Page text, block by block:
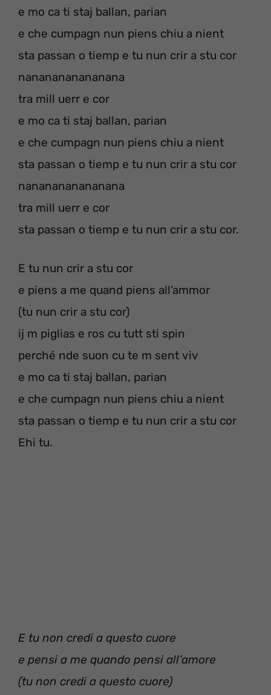
e mo ca ti staj ballan, parian
e che cumpagn nun piens chiu a nient
sta passan o tiemp e tu nun crir a stu cor
nananananananana
tra mill uerr e cor
e mo ca ti staj ballan, parian
e che cumpagn nun piens chiu a nient
sta passan o tiemp e tu nun crir a stu cor
nananananananana
tra mill uerr e cor
sta passan o tiemp e tu nun crir a stu cor.
E tu nun crir a stu cor
e piens a me quand piens all’ammor
(tu nun crir a stu cor)
ij m piglias e ros cu tutt sti spin
perché nde suon cu te m sent viv
e mo ca ti staj ballan, parian
e che cumpagn nun piens chiu a nient
sta passan o tiemp e tu nun crir a stu cor
Ehi tu.
E tu non credi a questo cuore
e pensi a me quando pensi all’amore
(tu non credi a questo cuore)